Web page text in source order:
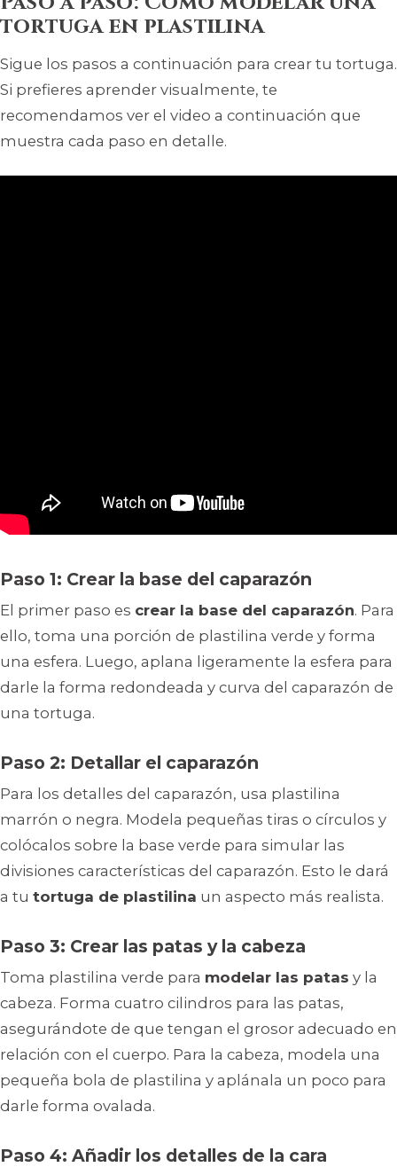
tortuga en plastilina
Sigue los pasos a continuación para crear tu tortuga.
Si prefieres aprender visualmente, te
recomendamos ver el video a continuación que
muestra cada paso en detalle.
Paso 1: Crear la base del caparazón
El primer paso es crear la base del caparazón. Para
ello, toma una porción de plastilina verde y forma
una esfera. Luego, aplana ligeramente la esfera para
darle la forma redondeada y curva del caparazón de
una tortuga.
Paso 2: Detallar el caparazón
Para los detalles del caparazón, usa plastilina
marrón o negra. Modela pequeñas tiras o círculos y
colócalos sobre la base verde para simular las
divisiones características del caparazón. Esto le dará
a tu tortuga de plastilina un aspecto más realista.
Paso 3: Crear las patas y la cabeza
Toma plastilina verde para modelar las patas y la
cabeza. Forma cuatro cilindros para las patas,
asegurándote de que tengan el grosor adecuado en
relación con el cuerpo. Para la cabeza, modela una
pequeña bola de plastilina y aplánala un poco para
darle forma ovalada.
Paso 4: Añadir los detalles de la cara